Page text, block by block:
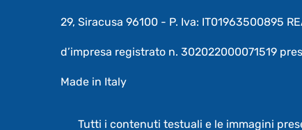
29, Siracusa 96100 - P. Iva: IT01963500895
d’impresa registrato n. 302022000071519
Made in Italy
Tutti i contenuti testuali e le immagini